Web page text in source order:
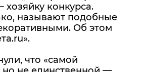
хозяйку конкурса.
называют подобные
Об этом
что «самой